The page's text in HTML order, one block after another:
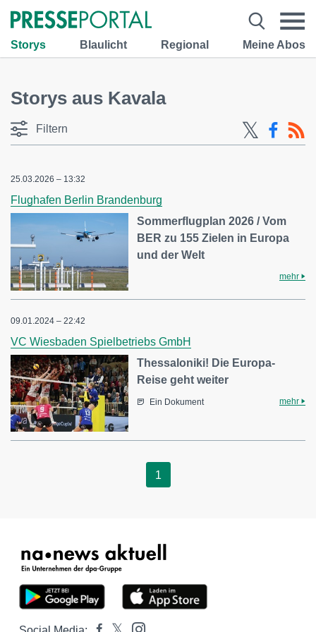
Storys Blaulicht Regional Meine Abos
Storys aus Kavala
Filtern
25.03.2026 – 13:32
Flughafen Berlin Brandenburg
Sommerflugplan 2026 / Vom
BER zu 155 Zielen in Europa
und der Welt
mehr
09.01.2024 – 22:42
VC Wiesbaden Spielbetriebs GmbH
Thessaloniki! Die Europa-
Reise geht weiter
Ein Dokument mehr
1